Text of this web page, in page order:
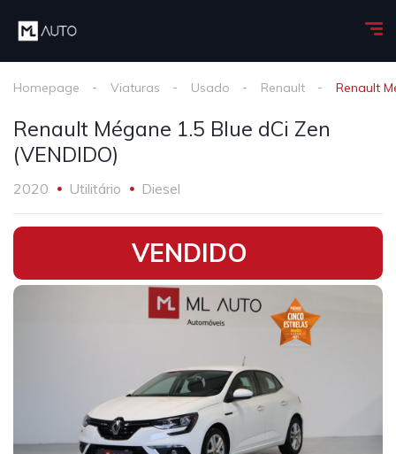
Homepage Viaturas Usado Renault Renault
Renault Mégane 1.5 Blue dCi Zen
(VENDIDO)
2020 Utilitário Diesel
•
VENDIDO